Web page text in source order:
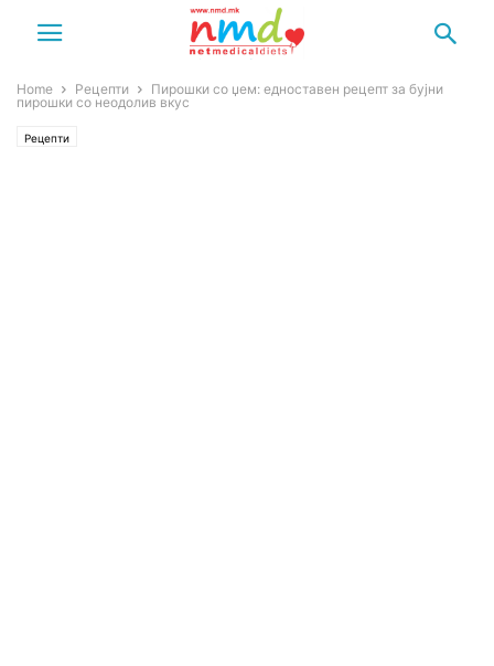
Home Рецепти
Пирошки со џем: едноставен рецепт за бујни
пирошки со неодолив вкус
Рецепти